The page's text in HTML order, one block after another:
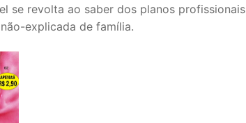
se revolta ao saber dos planos profissionais
explicada de família.